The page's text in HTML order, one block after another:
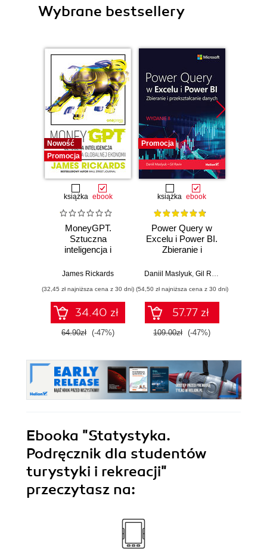
Wybrane bestsellery
Nowość
Promocja
książka ebook
MoneyGPT.
Sztuczna
inteligencja i
globalnej ekonomii
James Rickards
(32,45 zł najniższa cena z 30 dni)
34.40 zł
64.90zł (-47%)
Promocja
książka ebook
Power Query w
Excelu i Power BI.
Zbieranie i
danych. Wydanie II
Daniil Maslyuk, Gil Raviv
(54,50 zł najniższa cena z 30 dni)
57.77 zł
109.00zł (-47%)
Ebooka "Statystyka.
Podręcznik dla studentów
turystyki i rekreacji"
przeczytasz na: